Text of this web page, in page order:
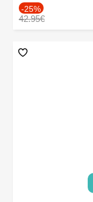
-25%
42.95€